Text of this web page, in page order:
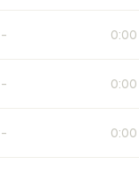
0:00
0:00
0:00